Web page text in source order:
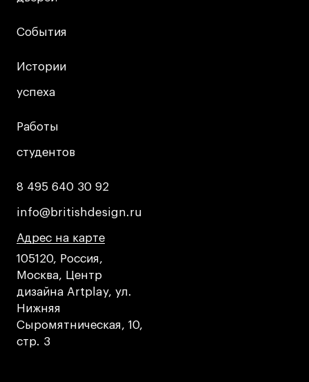
События
События
Истории
успеха
Истории
успеха
Работы
студентов
Работы
студентов
8 495 640 30 92
8 495 640 30 92
info@britishdesign.ru
info@britishdesign.ru
Адрес на карте
Адрес на карте
Адрес на карте
105120, Россия,
Москва, Центр
дизайна Artplay, ул.
Нижняя
Сыромятническая, 10,
стр. 3